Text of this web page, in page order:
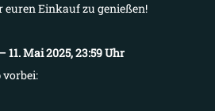
Einkauf zu genießen!
11. Mai 2025, 23:59 Uhr
vorbei: